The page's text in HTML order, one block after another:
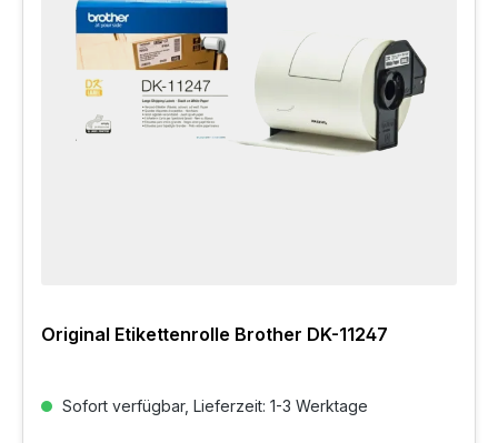
Original Etikettenrolle Brother DK-11247
Sofort verfügbar, Lieferzeit: 1-3 Werktage